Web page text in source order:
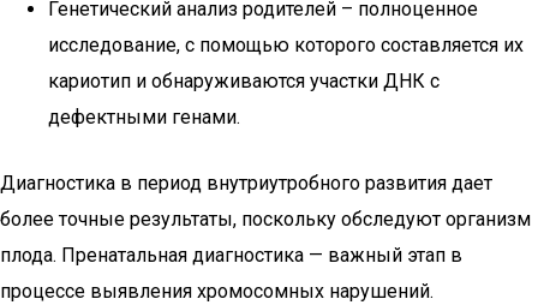
Генетический анализ родителей – полноценное
исследование, с помощью которого составляется их
кариотип и обнаруживаются участки ДНК с
дефектными генами.
Диагностика в период внутриутробного развития дает
более точные результаты, поскольку обследуют организм
плода. Пренатальная диагностика — важный этап в
процессе выявления хромосомных нарушений.